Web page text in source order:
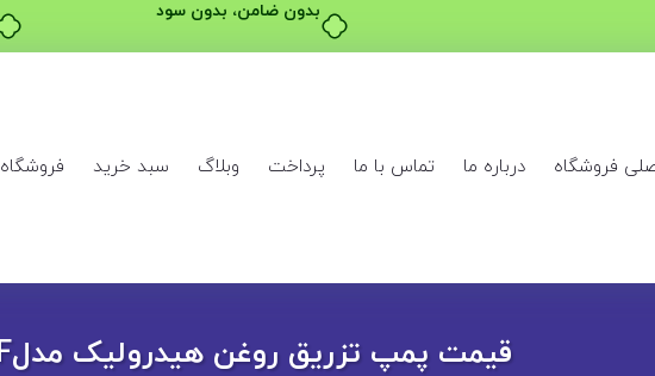
بدون ضامن، بدون سود
فروشگاه درباره ما تماس با ما پرداخت وبلاگ سبد خرید فروشگاه
قیمت پمپ تزریق روغن هیدرولیک مدل226400E SKF